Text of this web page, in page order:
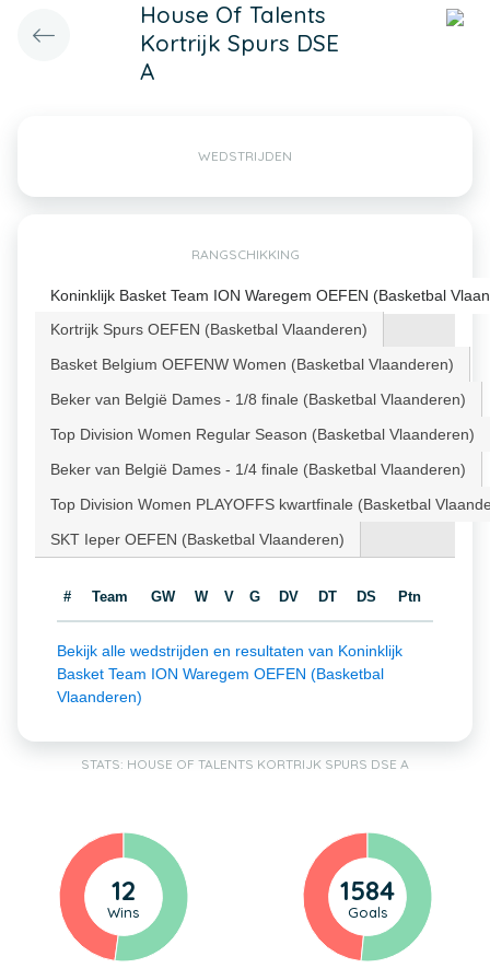
House Of Talents
Kortrijk Spurs DSE
A
WEDSTRIJDEN
RANGSCHIKKING
Koninklijk Basket Team ION Waregem OEFEN (Basketbal
Kortrijk Spurs OEFEN (Basketbal Vlaanderen)
Basket Belgium OEFENW Women (Basketbal Vlaanderen)
Beker van België Dames - 1/8 finale (Basketbal Vlaanderen)
Top Division Women Regular Season (Basketbal Vlaanderen)
Beker van België Dames - 1/4 finale (Basketbal Vlaanderen)
Top Division Women PLAYOFFS kwartfinale (Basketbal
SKT Ieper OEFEN (Basketbal Vlaanderen)
# Team GW W V G DV DT DS Ptn
Bekijk alle wedstrijden en resultaten van Koninklijk
Basket Team ION Waregem OEFEN (Basketbal
Vlaanderen)
STATS: HOUSE OF TALENTS KORTRIJK SPURS DSE A
12
Wins
1584
Goals